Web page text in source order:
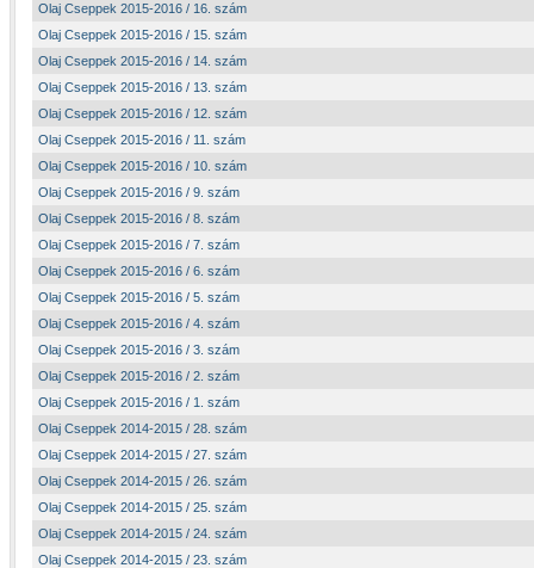
Olaj Cseppek 2015-2016 / 16. szám
Olaj Cseppek 2015-2016 / 15. szám
Olaj Cseppek 2015-2016 / 14. szám
Olaj Cseppek 2015-2016 / 13. szám
Olaj Cseppek 2015-2016 / 12. szám
Olaj Cseppek 2015-2016 / 11. szám
Olaj Cseppek 2015-2016 / 10. szám
Olaj Cseppek 2015-2016 / 9. szám
Olaj Cseppek 2015-2016 / 8. szám
Olaj Cseppek 2015-2016 / 7. szám
Olaj Cseppek 2015-2016 / 6. szám
Olaj Cseppek 2015-2016 / 5. szám
Olaj Cseppek 2015-2016 / 4. szám
Olaj Cseppek 2015-2016 / 3. szám
Olaj Cseppek 2015-2016 / 2. szám
Olaj Cseppek 2015-2016 / 1. szám
Olaj Cseppek 2014-2015 / 28. szám
Olaj Cseppek 2014-2015 / 27. szám
Olaj Cseppek 2014-2015 / 26. szám
Olaj Cseppek 2014-2015 / 25. szám
Olaj Cseppek 2014-2015 / 24. szám
Olaj Cseppek 2014-2015 / 23. szám